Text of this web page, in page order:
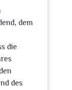
dem
die
des